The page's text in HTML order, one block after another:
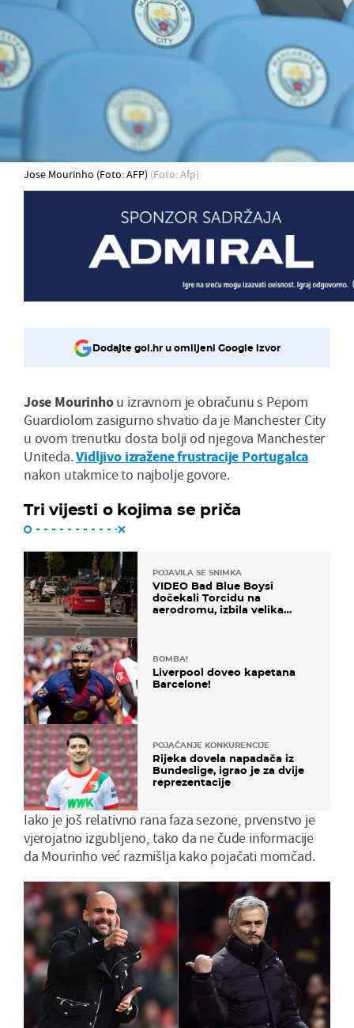
Jose Mourinho (Foto: AFP) (Foto: Afp)
Dodajte gol.hr u omiljeni Google izvor
Jose Mourinhou izravnom je obračunu s Pepom
Guardiolom zasigurno shvatio da je Manchester City
u ovom trenutku dosta bolji od njegova Manchester
Uniteda.Vidljivo izražene frustracije Portugalca
nakon utakmice to najbolje govore.
Tri vijesti o kojima se priča
POJAVILA SE SNIMKA
VIDEO Bad Blue Boysi
dočekali Torcidu na
aerodromu, izbila velika
BOMBA!
Liverpool doveo kapetana
Barcelone!
POJAČANJE KONKURENCIJE
Rijeka dovela napadača iz
Bundeslige, igrao je za dvije
reprezentacije
Iako je još relativno rana faza sezone, prvenstvo je
vjerojatno izgubljeno, tako da ne čude informacije
da Mourinho već razmišlja kako pojačati momčad.